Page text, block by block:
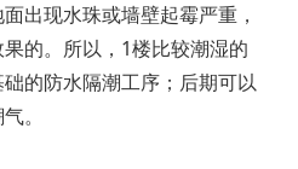
出现水珠或墙壁起霉严重，
的。所以，1楼比较潮湿的
的防水隔潮工序；后期可以
。